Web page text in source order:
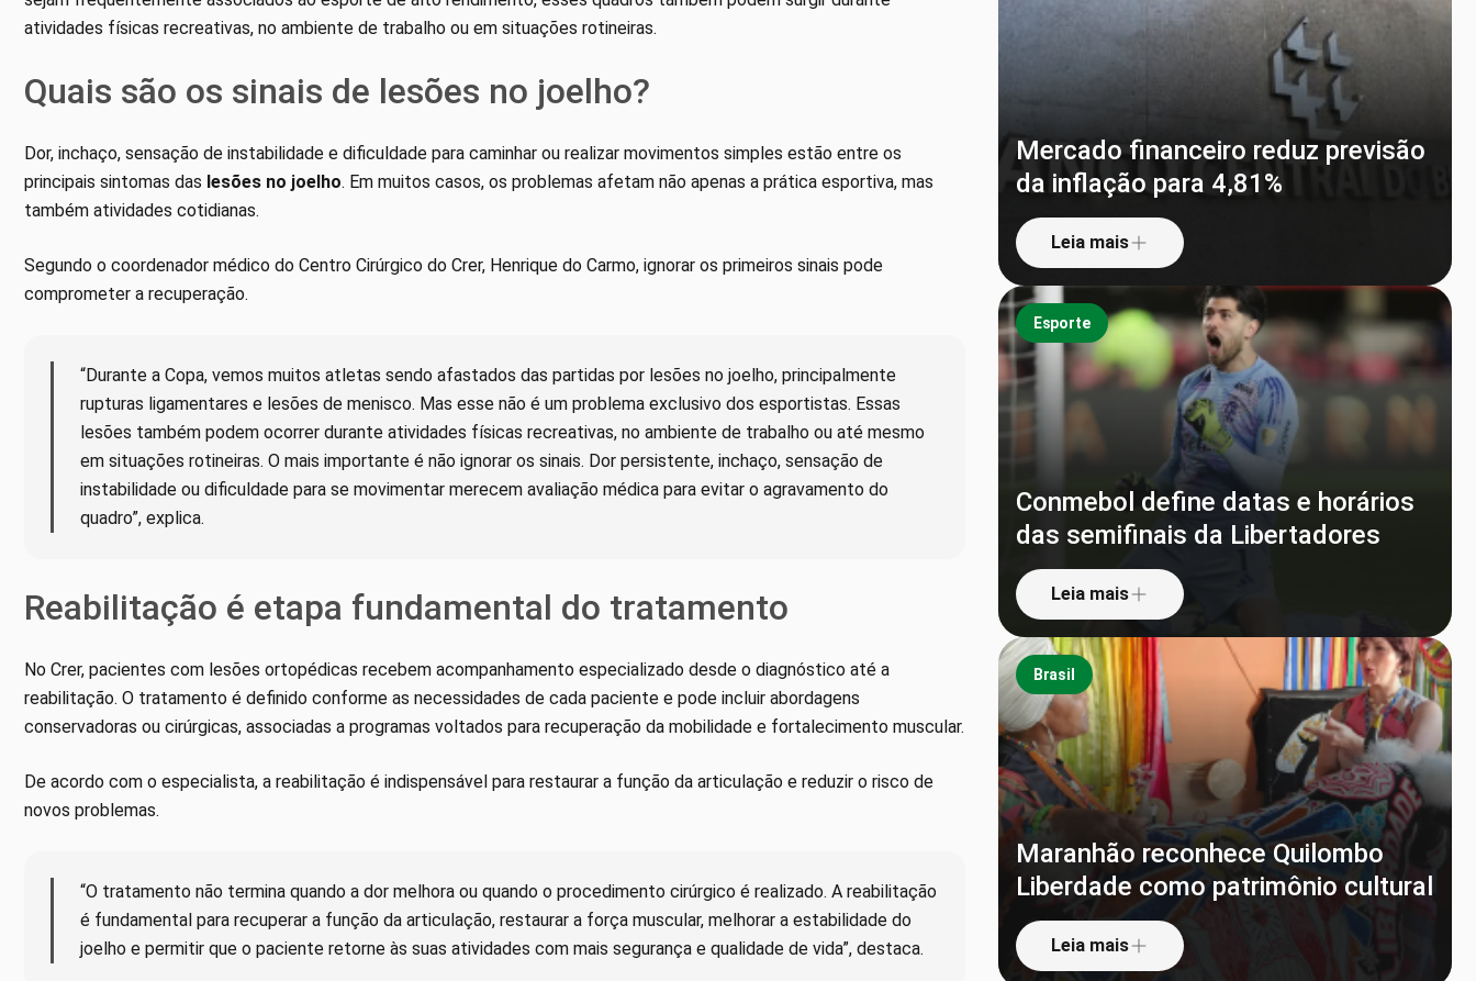
atividades físicas recreativas, no ambiente de trabalho ou em situações rotineiras.
Quais são os sinais de lesões no joelho?
Dor, inchaço, sensação de instabilidade e dificuldade para caminhar ou realizar movimentos simples estão entre os
principais sintomas das lesões no joelho. Em muitos casos, os problemas afetam não apenas a prática esportiva, mas
também atividades cotidianas.
Segundo o coordenador médico do Centro Cirúrgico do Crer, Henrique do Carmo, ignorar os primeiros sinais pode
comprometer a recuperação.
“Durante a Copa, vemos muitos atletas sendo afastados das partidas por lesões no joelho, principalmente
rupturas ligamentares e lesões de menisco. Mas esse não é um problema exclusivo dos esportistas. Essas
lesões também podem ocorrer durante atividades físicas recreativas, no ambiente de trabalho ou até mesmo
em situações rotineiras. O mais importante é não ignorar os sinais. Dor persistente, inchaço, sensação de
instabilidade ou dificuldade para se movimentar merecem avaliação médica para evitar o agravamento do
quadro”, explica.
Reabilitação é etapa fundamental do tratamento
No Crer, pacientes com lesões ortopédicas recebem acompanhamento especializado desde o diagnóstico até a
reabilitação. O tratamento é definido conforme as necessidades de cada paciente e pode incluir abordagens
conservadoras ou cirúrgicas, associadas a programas voltados para recuperação da mobilidade e fortalecimento muscular.
De acordo com o especialista, a reabilitação é indispensável para restaurar a função da articulação e reduzir o risco de
novos problemas.
“O tratamento não termina quando a dor melhora ou quando o procedimento cirúrgico é realizado. A reabilitação
é fundamental para recuperar a função da articulação, restaurar a força muscular, melhorar a estabilidade do
joelho e permitir que o paciente retorne às suas atividades com mais segurança e qualidade de vida”, destaca.
Mercado financeiro reduz previsão
da inflação para 4,81%
Leia mais
Esporte
Conmebol define datas e horários
das semifinais da Libertadores
Leia mais
Brasil
Maranhão reconhece Quilombo
Liberdade como patrimônio cultural
Leia mais